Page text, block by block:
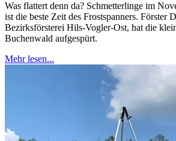
Was flattert denn da? Schmetterlinge im
ist die beste Zeit des Frostspanners. Förster
Bezirksförsterei Hils-Vogler-Ost, hat die
Buchenwald aufgespürt.
Mehr lesen...